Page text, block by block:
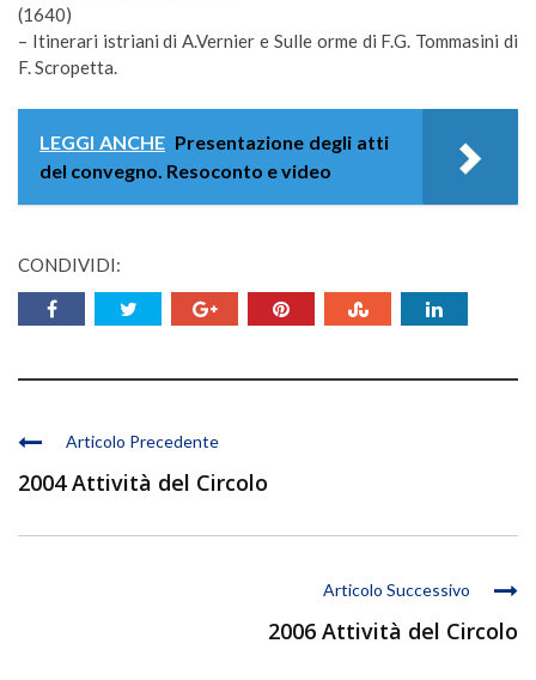
(1640)
– Itinerari istriani di A.Vernier e Sulle orme di F.G. Tommasini di
F. Scropetta.
LEGGI ANCHE Presentazione degli atti
del convegno. Resoconto e video
CONDIVIDI:
Articolo Precedente
2004 Attività del Circolo
Articolo Successivo
2006 Attività del Circolo